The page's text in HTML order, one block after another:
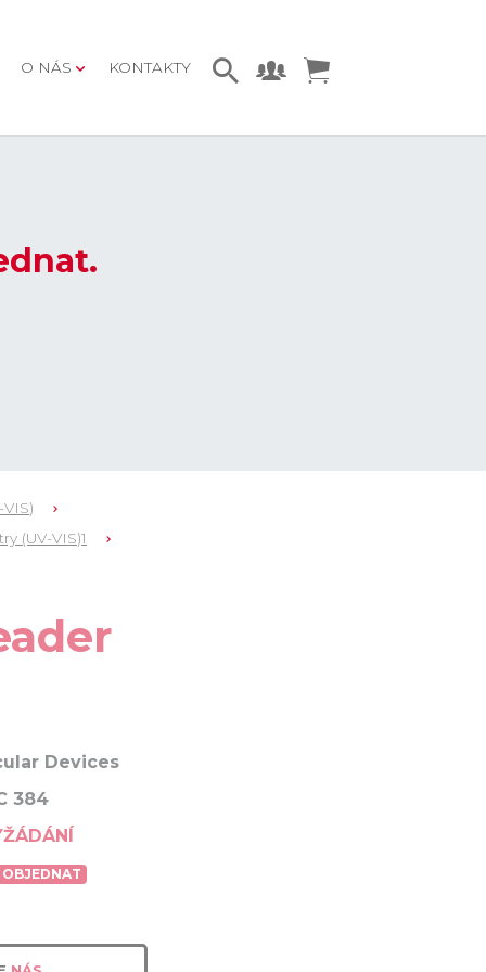
O NÁS KONTAKTY
(UV-VIS)1
Devices
384